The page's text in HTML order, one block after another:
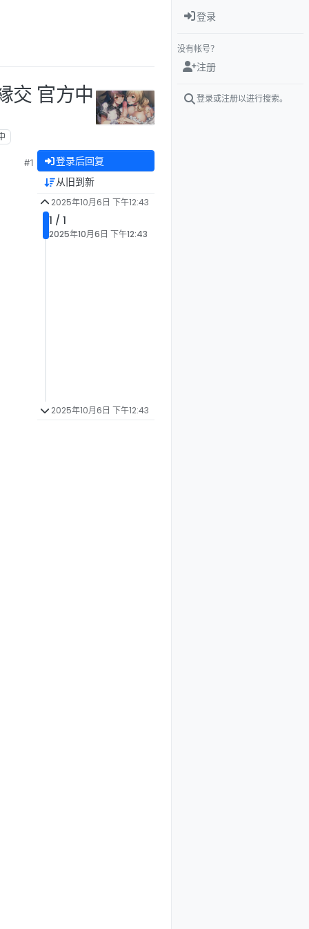
交 官方中
#1 登录后回复
从旧到新
2025年10月6日 下午12:43
1 / 1
2025年10月6日 下午12:43
2025年10月6日 下午12:43
登录
没有帐号？
注册
登录或注册以进行搜索。